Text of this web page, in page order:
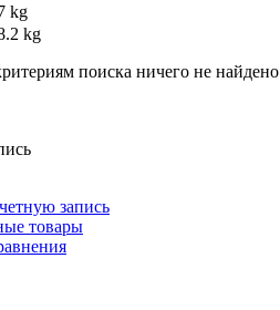
kg
kg
поиска ничего не найдено
запись
товары